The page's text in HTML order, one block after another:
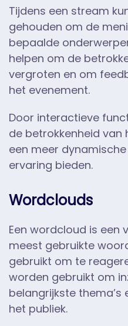
Tijdens een stream
gehouden om de
bepaalde
helpen om de
vergroten en om
het evenement.
Door interactieve
de betrokkenheid van
een meer
ervaring bieden.
Wordclouds
Een wordcloud is een
meest gebruikte
gebruikt om te
worden gebruikt om
belangrijkste thema’s
het publiek.